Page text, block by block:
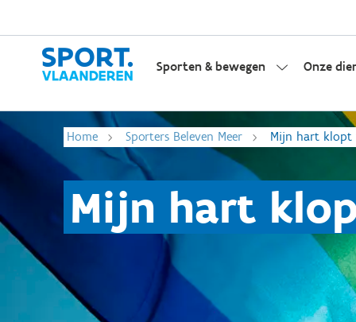
Sporten & bewegen Onze
Home Sporters Beleven Meer Mijn hart klopt
Mijn hart